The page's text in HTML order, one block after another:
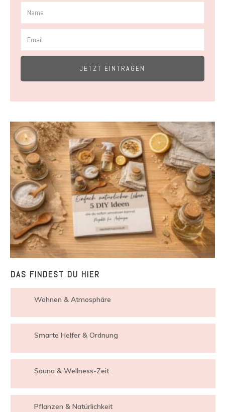
JETZT EINTRAGEN
DAS FINDEST DU HIER
Wohnen & Atmosphäre
Smarte Helfer & Ordnung
Sauna & Wellness-Zeit
Pflanzen & Natürlichkeit